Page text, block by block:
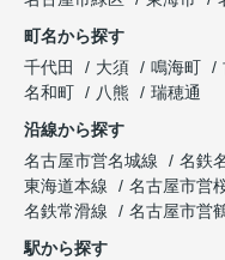
町名から探す
千代田
大須 鳴海町
名和町
八熊
瑞穂通
沿線から探す
名古屋市営名城線
名鉄
東海道本線
名古屋市営
名鉄常滑線
名古屋市営
駅から探す